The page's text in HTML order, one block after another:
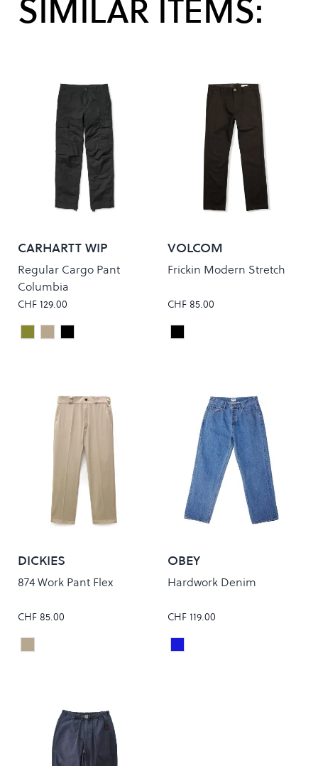
SIMILAR ITEMS:
CARHARTT WIP
Regular Cargo Pant
Columbia
CHF 129.00
Colour
Cypress Rinsed
Leather Rinsed
Black Rinsed
VOLCOM
Frickin Modern Stretch
CHF 85.00
Colour
Black
DICKIES
874 Work Pant Flex
CHF 85.00
Colour
Khaki
OBEY
Hardwork Denim
CHF 119.00
Colour
Light Indigo